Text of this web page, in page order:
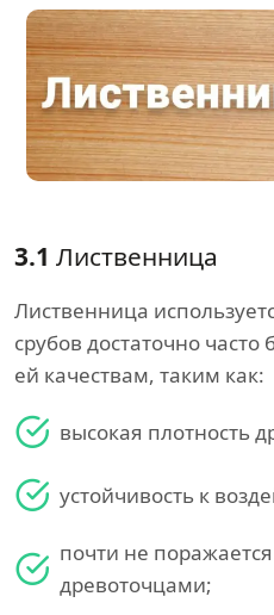
3.1 Лиственница
Лиственница
срубов достаточно
ей качествам, таким как:
высокая плотность
устойчивость к
почти не
древоточцами;